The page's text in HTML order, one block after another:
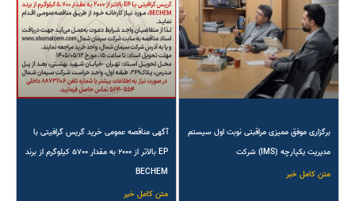
برگزاری موفق ممیزی مراقبتی نوبت اول سیستم
مدیریت یکپارچه (IMS) شرکت
متن کامل خبر
آگهی مناقصه عمومی خرید گریس گرافیتی با
EP بالاتر از ۲۰۰۰ به مقدار ۵۷۰۰ کیلوگرم از برند
BECHEM
متن کامل خبر